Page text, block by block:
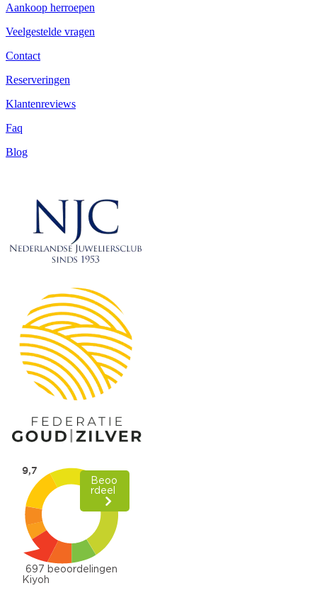
Aankoop herroepen
Veelgestelde vragen
Contact
Reserveringen
Klantenreviews
Faq
Blog